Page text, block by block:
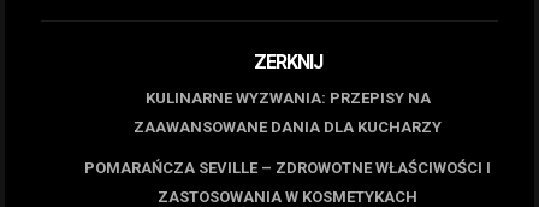
ZERKNIJ
KULINARNE WYZWANIA: PRZEPISY NA
ZAAWANSOWANE DANIA DLA KUCHARZY
POMARAŃCZA SEVILLE – ZDROWOTNE WŁAŚCIWOŚCI I
ZASTOSOWANIA W KOSMETYKACH